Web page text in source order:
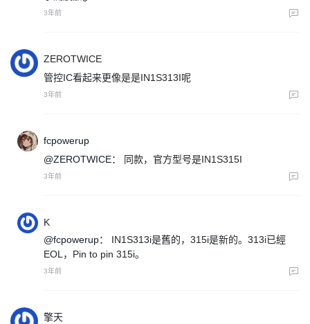
3年前
ZEROTWICE
管控IC看起来更像是是IN1S313I呢
3年前
fcpowerup
@ZEROTWICE：
同款，官方型号是IN1S315I
3年前
K
@fcpowerup：
IN1S313i是舊的，315i是新的。313i已經
EOL，Pin to pin 315i。
3年前
擎天